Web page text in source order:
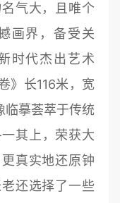
气大，且唯个
画界，备受关
时代杰出艺术
》长116米，宽
临摹荟萃于传统
其上，荣获大
真实地还原钟
还选择了一些